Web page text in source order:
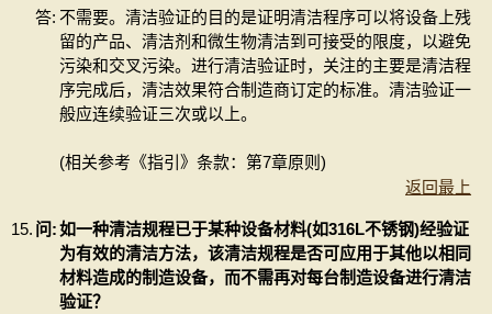
答: 不需要。清洁验证的目的是证明清洁程序可以将设备上残
留的产品、清洁剂和微生物清洁到可接受的限度，以避免
污染和交叉污染。进行清洁验证时，关注的主要是清洁程
序完成后，清洁效果符合制造商订定的标准。清洁验证一
般应连续验证三次或以上。
(相关参考《指引》条款：第7章原则)
返回最上
15. 问:如一种清洁规程已于某种设备材料(如316L不锈钢)经验证
为有效的清洁方法，该清洁规程是否可应用于其他以相同
材料造成的制造设备，而不需再对每台制造设备进行清洁
验证？